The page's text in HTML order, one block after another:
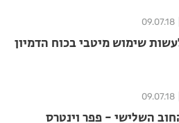
09.07.18
שימוש מיטבי בכוח הדמיון
09.07.18
השלישי - פפר וינטרס